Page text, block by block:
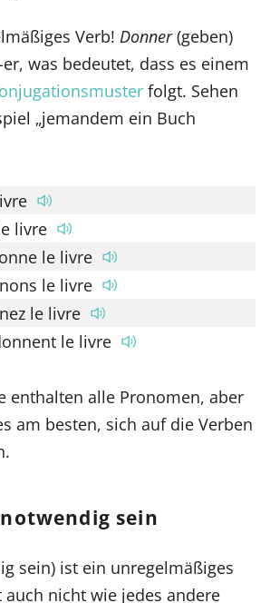
Verb! Donner(geben)
was bedeutet, dass es einem
folgt. Sehen
„jemandem ein Buch
livre
le livre
le livre
le livre
le livre
enthalten alle Pronomen, aber
am besten, sich auf die Verben
sein
sein) ist ein unregelmäßiges
auch nicht wie jedes andere